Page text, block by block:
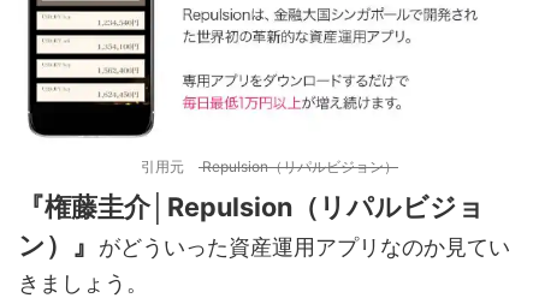
引用元 Repulsion（リパルビジョン）
『権藤圭介│Repulsion（リパルビジョ
ン）』
がどういった資産運用アプリなのか見てい
きましょう。